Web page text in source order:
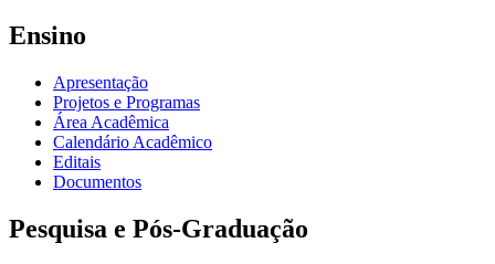
Ensino
Apresentação
Projetos e Programas
Área Acadêmica
Calendário Acadêmico
Editais
Documentos
Pesquisa e Pós-Graduação